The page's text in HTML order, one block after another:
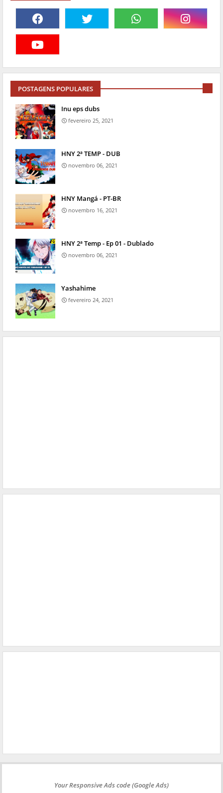
POSTAGENS POPULARES
Inu eps dubs
fevereiro 25, 2021
HNY 2ª TEMP - DUB
novembro 06, 2021
HNY Mangá - PT-BR
novembro 16, 2021
HNY 2ª Temp - Ep 01 - Dublado
novembro 06, 2021
Yashahime
fevereiro 24, 2021
Your Responsive Ads code (Google Ads)